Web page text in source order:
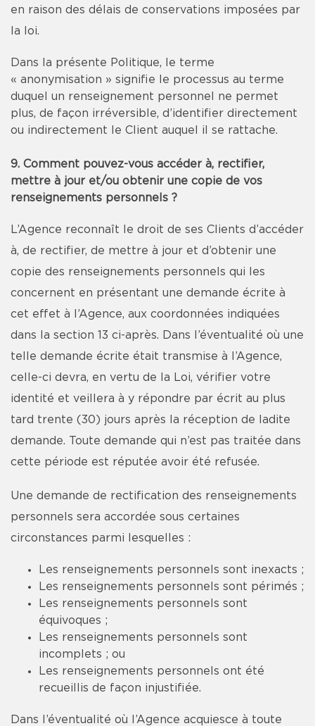
en raison des délais de conservations imposées par
la loi.
Dans la présente Politique, le terme
« anonymisation » signifie le processus au terme
duquel un renseignement personnel ne permet
plus, de façon irréversible, d’identifier directement
ou indirectement le Client auquel il se rattache.
9. Comment pouvez-vous accéder à, rectifier,
mettre à jour et/ou obtenir une copie de vos
renseignements personnels ?
L’Agence reconnaît le droit de ses Clients d’accéder
à, de rectifier, de mettre à jour et d’obtenir une
copie des renseignements personnels qui les
concernent en présentant une demande écrite à
cet effet à l’Agence, aux coordonnées indiquées
dans la section 13 ci-après. Dans l’éventualité où une
telle demande écrite était transmise à l’Agence,
celle-ci devra, en vertu de la Loi, vérifier votre
identité et veillera à y répondre par écrit au plus
tard trente (30) jours après la réception de ladite
demande. Toute demande qui n’est pas traitée dans
cette période est réputée avoir été refusée.
Une demande de rectification des renseignements
personnels sera accordée sous certaines
circonstances parmi lesquelles :
Les renseignements personnels sont inexacts ;
Les renseignements personnels sont périmés ;
Les renseignements personnels sont
équivoques ;
Les renseignements personnels sont
incomplets ; ou
Les renseignements personnels ont été
recueillis de façon injustifiée.
Dans l’éventualité où l’Agence acquiesce à toute